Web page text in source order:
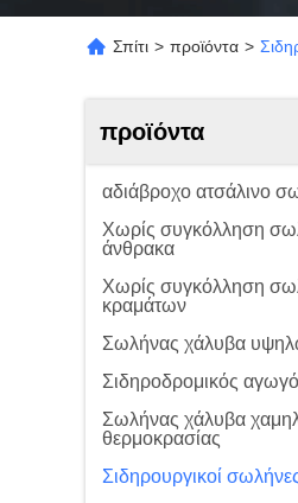
Σπίτι > προϊόντα >
προϊόντα
αδιάβροχο ατσάλινο
Χωρίς συγκόλληση
άνθρακα
Χωρίς συγκόλληση
κραμάτων
Σωλήνας χάλυβα
Σιδηροδρομικός
Σωλήνας χάλυβα
θερμοκρασίας
Σιδηρουργικοί